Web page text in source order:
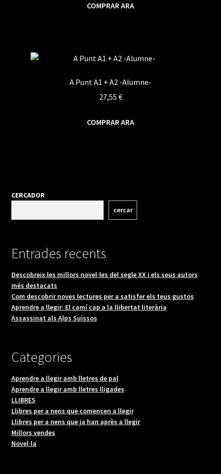
COMPRAR ARA
A Punt A1 + A2 -Alumne-
27,55 €
COMPRAR ARA
CERCADOR
cercar
Entrades recents
Descobreix les millors novel·les del segle XX i els seus autors
més destacats
Com descobrir noves lectures per a satisfer els teus gustos
Aprendre a llegir: El camí cap a la llibertat literària
Assassinat als Alps Suïssos
Categories
Aprendre a llegir amb lletres de pal
Aprendre a llegir amb lletres lligades
LLIBRES
Llibres per a nens que comencen a llegir
Llibres per a nens que ja han après a llegir
Millors vendes
Novel·la